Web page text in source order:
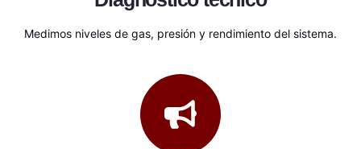
Medimos niveles de gas, presión y rendimiento del sistema.